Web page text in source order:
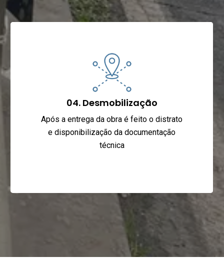
04. Desmobilização
Após a entrega da obra é feito o distrato
e disponibilização da documentação
técnica